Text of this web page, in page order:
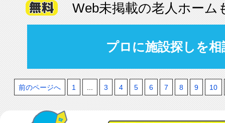
Web未掲載の老人ホーム
プロに施設探しを
前のページへ 1 ... 3 4 5 6 7 8 9 10